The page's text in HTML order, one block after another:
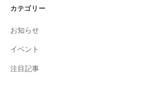
カテゴリー
お知らせ
イベント
注目記事